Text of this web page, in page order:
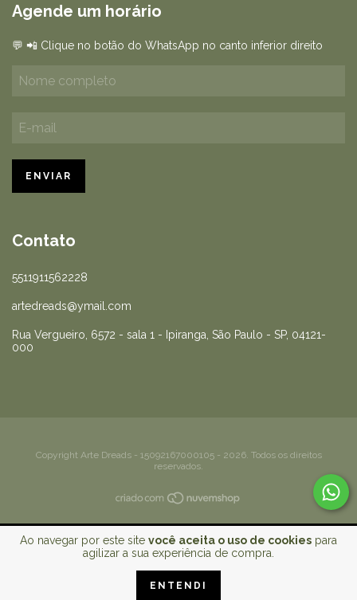
Ao navegar por este site você aceita o uso de cookies para
agilizar a sua experiência de compra.
ENTENDI
Agende um horário
💬 📲 Clique no botão do WhatsApp no canto inferior direito
Contato
5511911562228
artedreads@ymail.com
Rua Vergueiro, 6572 - sala 1 - Ipiranga, São Paulo - SP, 04121-
000
Copyright Arte Dreads - 15092167000105 - 2026. Todos os direitos
reservados.